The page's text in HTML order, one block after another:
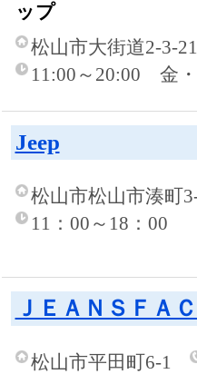
ップ
松山市大街道2-3-
11:00～20:00 金
Jeep
松山市松山市湊町
11：00～18：00
ＪＥＡＮＳＦＡ
松山市平田町6-1